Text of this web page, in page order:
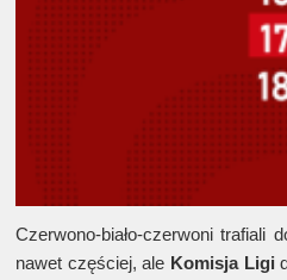
Czerwono-biało-czerwoni trafiali
nawet częściej, ale Komisja Ligi